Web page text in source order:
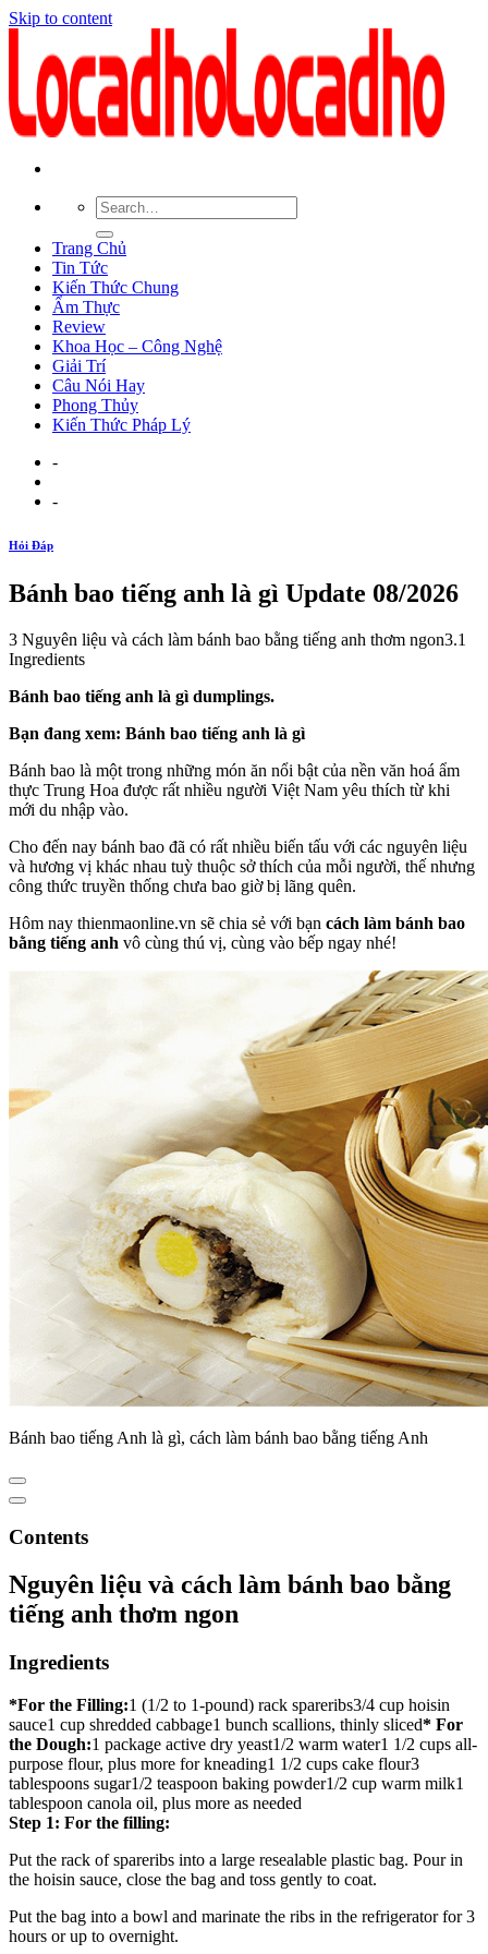
Skip to content
Trang Chủ
Tin Tức
Kiến Thức Chung
Ẩm Thực
Review
Khoa Học – Công Nghệ
Giải Trí
Câu Nói Hay
Phong Thủy
Kiến Thức Pháp Lý
-
-
Hỏi Đáp
Bánh bao tiếng anh là gì Update 08/2026
3 Nguyên liệu và cách làm bánh bao bằng tiếng anh thơm ngon3.1
Ingredients
Bánh bao tiếng anh là gì dumplings.
Bạn đang xem: Bánh bao tiếng anh là gì
Bánh bao là một trong những món ăn nổi bật của nền văn hoá ẩm
thực Trung Hoa được rất nhiều người Việt Nam yêu thích từ khi
mới du nhập vào.
Cho đến nay bánh bao đã có rất nhiều biến tấu với các nguyên liệu
và hương vị khác nhau tuỳ thuộc sở thích của mỗi người, thế nhưng
công thức truyền thống chưa bao giờ bị lãng quên.
Hôm nay thienmaonline.vn sẽ chia sẻ với bạn cách làm bánh bao
bằng tiếng anh vô cùng thú vị, cùng vào bếp ngay nhé!
Bánh bao tiếng Anh là gì, cách làm bánh bao bằng tiếng Anh
Contents
Nguyên liệu và cách làm bánh bao bằng
tiếng anh thơm ngon
Ingredients
*For the Filling:1 (1/2 to 1-pound) rack spareribs3/4 cup hoisin
sauce1 cup shredded cabbage1 bunch scallions, thinly sliced* For
the Dough:1 package active dry yeast1/2 warm water1 1/2 cups all-
purpose flour, plus more for kneading1 1/2 cups cake flour3
tablespoons sugar1/2 teaspoon baking powder1/2 cup warm milk1
tablespoon canola oil, plus more as needed
Step 1: For the filling:
Put the rack of spareribs into a large resealable plastic bag. Pour in
the hoisin sauce, close the bag and toss gently to coat.
Put the bag into a bowl and marinate the ribs in the refrigerator for 3
hours or up to overnight.